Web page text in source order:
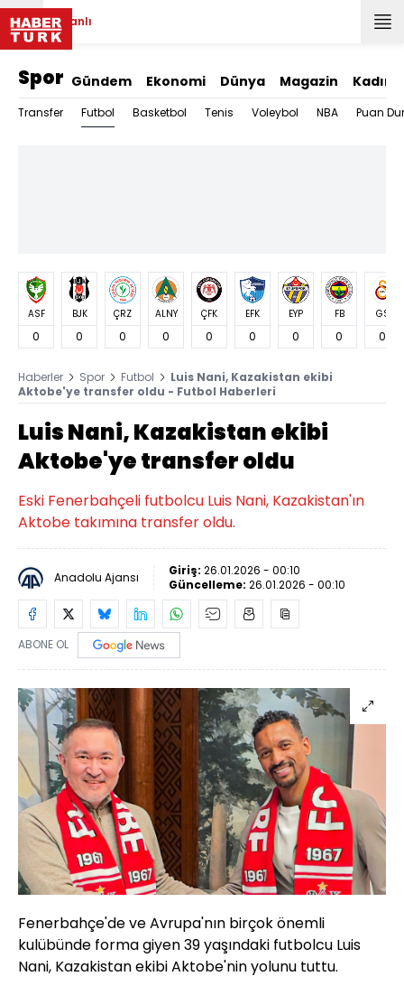
Canlı
Spor Gündem Ekonomi Dünya Magazin Kadın
Transfer Futbol Basketbol Tenis Voleybol NBA Puan
ASF
0
BJK
0
ÇRZ
0
ALNY
0
ÇFK
0
EFK
0
EYP
0
FB
0
GS
0
Haberler Spor Futbol
Luis Nani, Kazakistan ekibi
Aktobe'ye transfer oldu - Futbol Haberleri
Luis Nani, Kazakistan ekibi
Aktobe'ye transfer oldu
Eski Fenerbahçeli futbolcu Luis Nani, Kazakistan'ın
Aktobe takımına transfer oldu.
Anadolu Ajansı Giriş: 26.01.2026 - 00:10
Güncelleme: 26.01.2026 - 00:10
ABONE OL
Fenerbahçe'de ve Avrupa'nın birçok önemli
kulübünde forma giyen 39 yaşındaki futbolcu Luis
Nani, Kazakistan ekibi Aktobe'nin yolunu tuttu.